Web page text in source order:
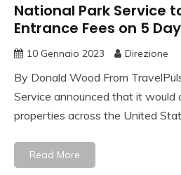
National Park Service
Entrance Fees on 5
10 Gennaio 2023 Direzione
By Donald Wood From
Service announced that it would
properties across the United
Read More